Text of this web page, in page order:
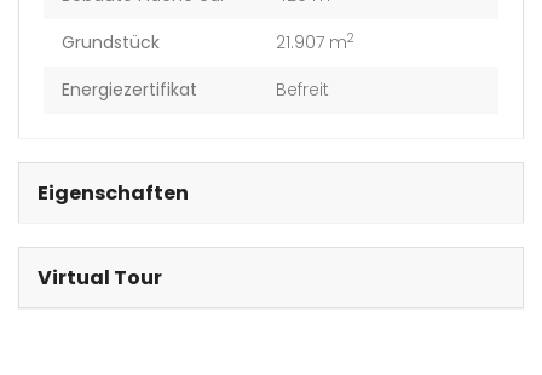
Grundstück
21.907 m2
Energiezertifikat Befreit
Eigenschaften
Virtual Tour